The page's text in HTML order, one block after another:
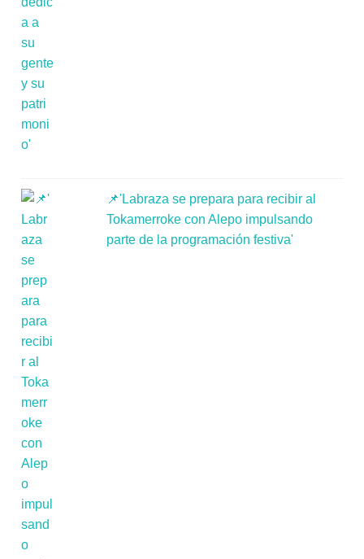
📌'Labraza se prepara para recibir al
Tokamerroke con Alepo impulsando
parte de la programación festiva'